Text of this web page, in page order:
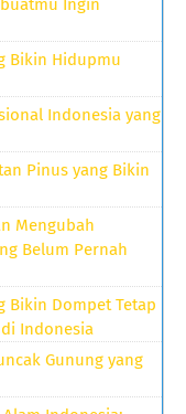
Ingin
Bikin Hidupmu
Indonesia yang
Pinus yang Bikin
Mengubah
Belum Pernah
Bikin Dompet Tetap
Indonesia
Gunung yang